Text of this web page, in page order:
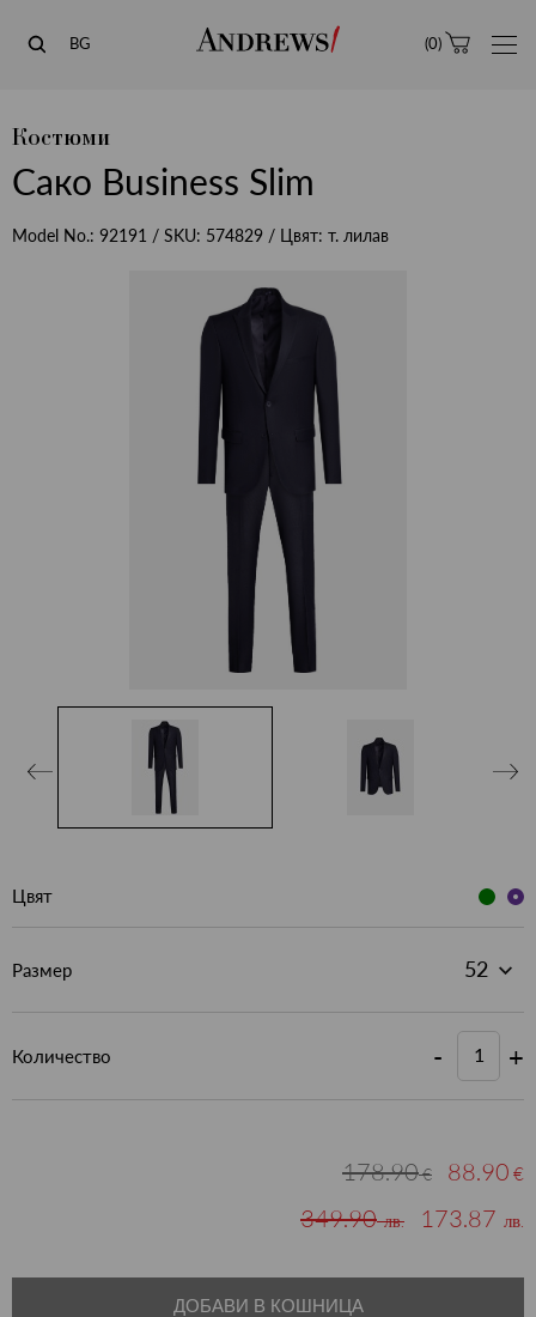
Andrews
BG (0)
Костюми
Сако Business Slim
Model No.: 92191 / SKU: 574829 / Цвят: т. лилав
Цвят
Размер
Количество - +
178.90€ 88.90 €
349.90лв. 173.87 лв.
ДОБАВИ В КОШНИЦА